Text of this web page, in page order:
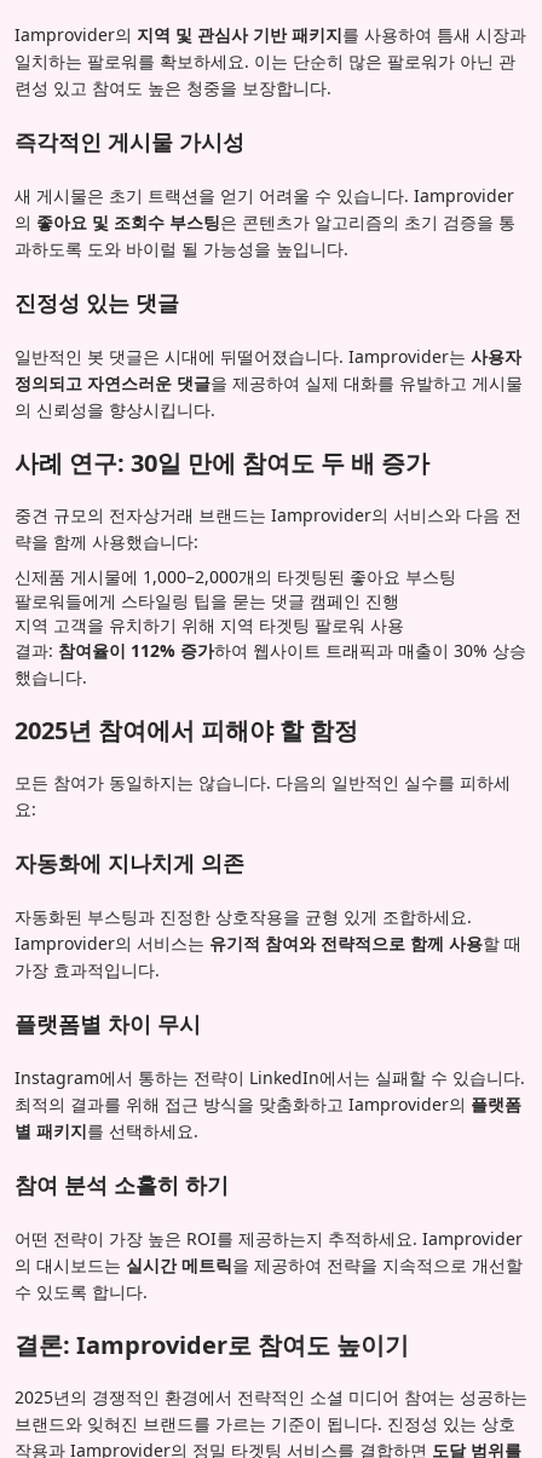
Iamprovider의 지역 및 관심사 기반 패키지를 사용하여 틈새 시장과
일치하는 팔로워를 확보하세요. 이는 단순히 많은 팔로워가 아닌 관
련성 있고 참여도 높은 청중을 보장합니다.
즉각적인 게시물 가시성
새 게시물은 초기 트랙션을 얻기 어려울 수 있습니다. Iamprovider
의 좋아요 및 조회수 부스팅은 콘텐츠가 알고리즘의 초기 검증을 통
과하도록 도와 바이럴 될 가능성을 높입니다.
진정성 있는 댓글
일반적인 봇 댓글은 시대에 뒤떨어졌습니다. Iamprovider는 사용자
정의되고 자연스러운 댓글을 제공하여 실제 대화를 유발하고 게시물
의 신뢰성을 향상시킵니다.
사례 연구: 30일 만에 참여도 두 배 증가
중견 규모의 전자상거래 브랜드는 Iamprovider의 서비스와 다음 전
략을 함께 사용했습니다:
신제품 게시물에 1,000–2,000개의 타겟팅된 좋아요 부스팅
팔로워들에게 스타일링 팁을 묻는 댓글 캠페인 진행
지역 고객을 유치하기 위해 지역 타겟팅 팔로워 사용
결과: 참여율이 112% 증가하여 웹사이트 트래픽과 매출이 30% 상승
했습니다.
2025년 참여에서 피해야 할 함정
모든 참여가 동일하지는 않습니다. 다음의 일반적인 실수를 피하세
요:
자동화에 지나치게 의존
자동화된 부스팅과 진정한 상호작용을 균형 있게 조합하세요.
Iamprovider의 서비스는 유기적 참여와 전략적으로 함께 사용할 때
가장 효과적입니다.
플랫폼별 차이 무시
Instagram에서 통하는 전략이 LinkedIn에서는 실패할 수 있습니다.
최적의 결과를 위해 접근 방식을 맞춤화하고 Iamprovider의 플랫폼
별 패키지를 선택하세요.
참여 분석 소홀히 하기
어떤 전략이 가장 높은 ROI를 제공하는지 추적하세요. Iamprovider
의 대시보드는 실시간 메트릭을 제공하여 전략을 지속적으로 개선할
수 있도록 합니다.
결론: Iamprovider로 참여도 높이기
2025년의 경쟁적인 환경에서 전략적인 소셜 미디어 참여는 성공하는
브랜드와 잊혀진 브랜드를 가르는 기준이 됩니다. 진정성 있는 상호
작용과 Iamprovider의 정밀 타겟팅 서비스를 결합하면 도달 범위를